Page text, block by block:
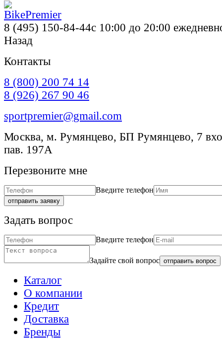
8 (495) 150-84-44с 10:00 до 20:00
Назад
Контакты
8 (800) 200 74 14
8 (926) 267 90 46
sportpremier@gmail.com
Москва, м. Румянцево, БП Румянцево, 7
пав. 197А
Перезвоните мне
Введите телефон
отправить заявку
Задать вопрос
Введите телефон
Задайте свой вопрос отправить вопрос
Каталог
О компании
Кредит
Доставка
Бренды